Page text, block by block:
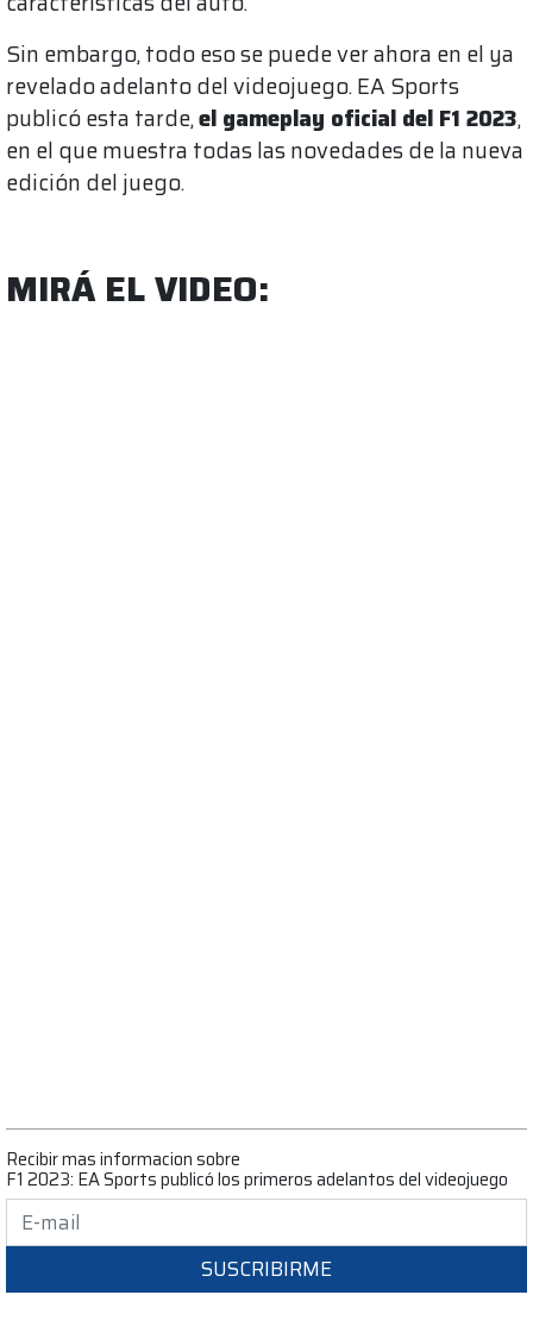
Sin embargo, todo eso se puede ver ahora en el ya
revelado adelanto del videojuego. EA Sports
publicó esta tarde,el gameplay oficial del F1 2023,
en el que muestra todas las novedades de la nueva
edición del juego.
MIRÁ EL VIDEO:
Recibir mas informacion sobre
F1 2023: EA Sports publicó los primeros adelantos del videojuego
SUSCRIBIRME